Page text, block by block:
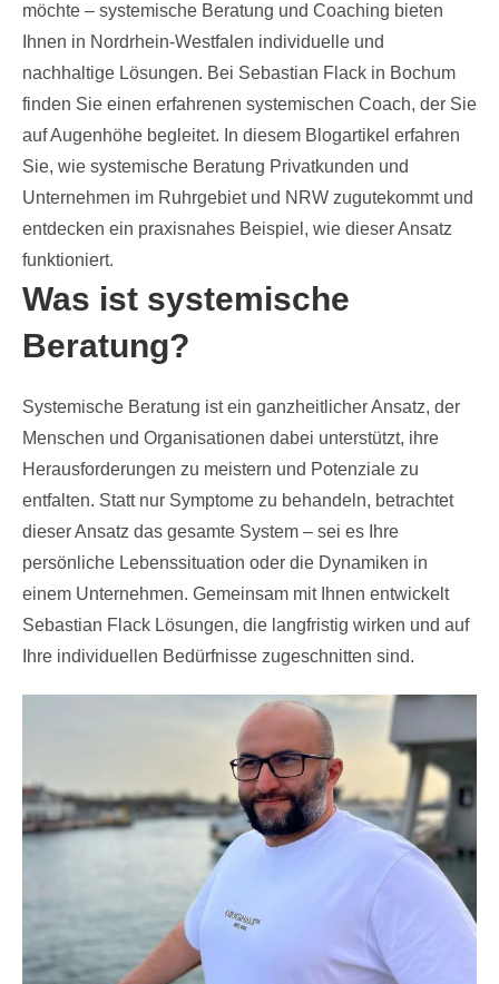
möchte – systemische Beratung und Coaching bieten
Ihnen in Nordrhein-Westfalen individuelle und
nachhaltige Lösungen. Bei Sebastian Flack in Bochum
finden Sie einen erfahrenen systemischen Coach, der Sie
auf Augenhöhe begleitet. In diesem Blogartikel erfahren
Sie, wie systemische Beratung Privatkunden und
Unternehmen im Ruhrgebiet und NRW zugutekommt und
entdecken ein praxisnahes Beispiel, wie dieser Ansatz
funktioniert.
Was ist systemische
Beratung?
Systemische Beratung ist ein ganzheitlicher Ansatz, der
Menschen und Organisationen dabei unterstützt, ihre
Herausforderungen zu meistern und Potenziale zu
entfalten. Statt nur Symptome zu behandeln, betrachtet
dieser Ansatz das gesamte System – sei es Ihre
persönliche Lebenssituation oder die Dynamiken in
einem Unternehmen. Gemeinsam mit Ihnen entwickelt
Sebastian Flack Lösungen, die langfristig wirken und auf
Ihre individuellen Bedürfnisse zugeschnitten sind.